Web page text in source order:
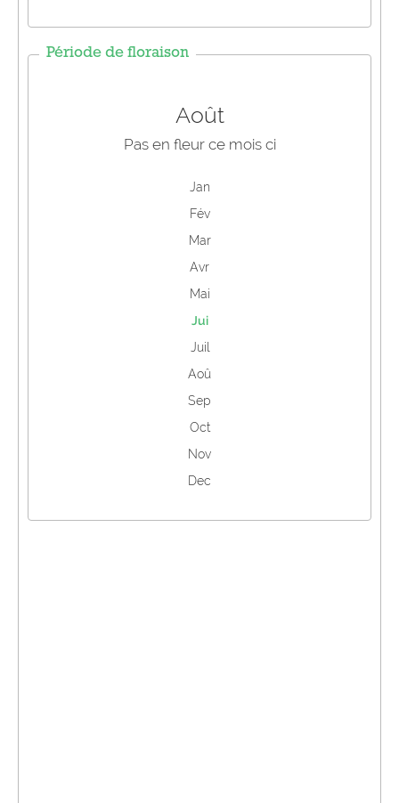
Période de floraison
Août
Pas en fleur ce mois ci
Jan
Fév
Mar
Avr
Mai
Jui
Juil
Aoû
Sep
Oct
Nov
Dec